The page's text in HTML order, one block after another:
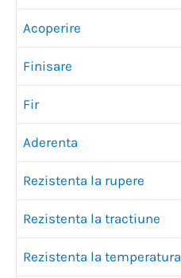
Acoperire
Finisare
Fir
Aderenta
Rezistenta la rupere
Rezistenta la tractiune
Rezistenta la temperatura